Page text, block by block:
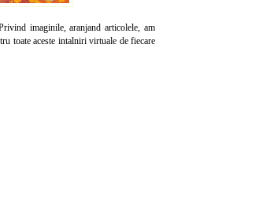
imaginile, aranjand articolele, am
toate aceste intalniri virtuale de fiecare